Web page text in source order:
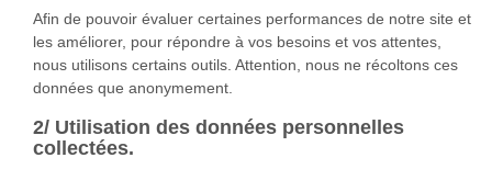
Afin de pouvoir évaluer certaines performances de notre site et
les améliorer, pour répondre à vos besoins et vos attentes,
nous utilisons certains outils. Attention, nous ne récoltons ces
données que anonymement.
2/ Utilisation des données personnelles
collectées.